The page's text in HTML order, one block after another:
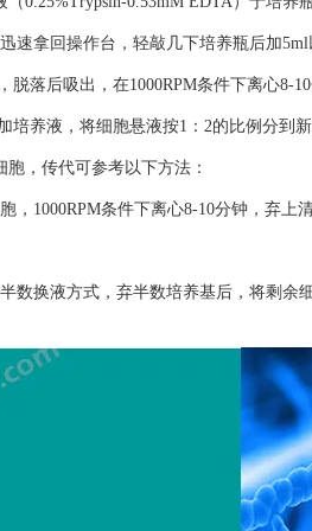
速拿回操作台，轻敲几下培养瓶后加5ml
脱落后吸出，在1000RPM条件下离心8-
培养液，将细胞悬液按1：2的比例分到
胞，传代可参考以下方法：
，1000RPM条件下离心8-10分钟，弃
数换液方式，弃半数培养基后，将剩余